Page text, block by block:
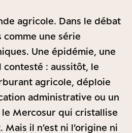
agricole. Dans le débat
une série
Une épidémie, une
contesté : aussitôt, le
agricole, déploie
administrative ou un
le Mercosur qui cristallise
il n’est ni l’origine ni